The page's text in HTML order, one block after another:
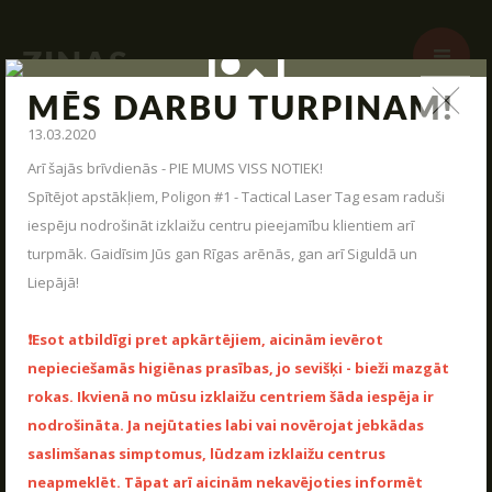
MĒS DARBU TURPINAM!
13.03.2020
Arī šajās brīvdienās - PIE MUMS VISS NOTIEK!
Spītējot apstākļiem, Poligon #1 - Tactical Laser Tag esam raduši
iespēju nodrošināt izklaižu centru pieejamību klientiem arī
turpmāk. Gaidīsim Jūs gan Rīgas arēnās, gan arī Siguldā un
Liepājā!
❗️Esot atbildīgi pret apkārtējiem, aicinām ievērot
nepieciešamās higiēnas prasības, jo sevišķi - bieži mazgāt
rokas. Ikvienā no mūsu izklaižu centriem šāda iespēja ir
nodrošināta. Ja nejūtaties labi vai novērojat jebkādas
saslimšanas simptomus, lūdzam izklaižu centrus
neapmeklēt. Tāpat arī aicinām nekavējoties informēt
STARTS
PAR MUMS
ARSENĀLS
REZERVĀCIJA
KONTAKTI
ZIŅAS
Jauna arsenāla ienākšana, poligona modernizācija,
interesantas kaujas un jauni piedāvājumi – tas viss un vēl
daudz kas cits mūsu ziņas.